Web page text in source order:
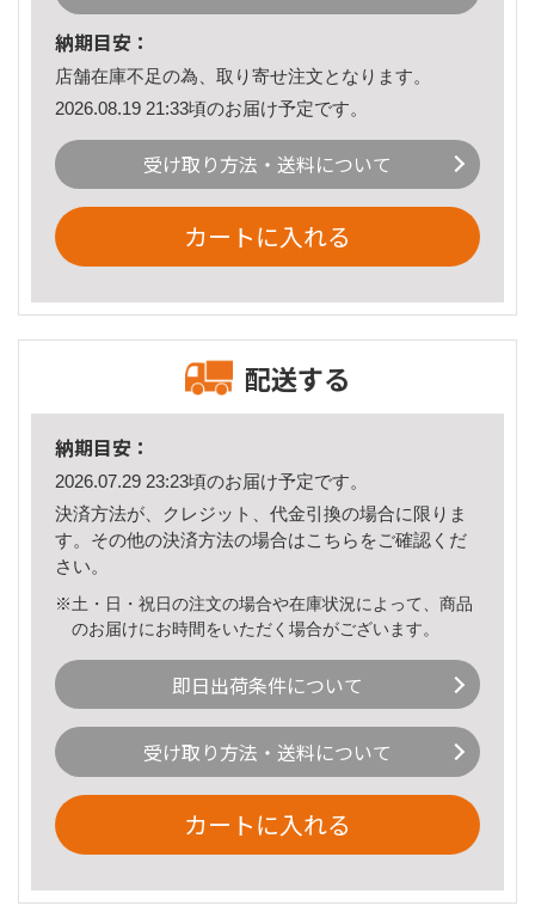
納期目安：
店舗在庫不足の為、取り寄せ注文となります。
2026.08.19 21:33頃のお届け予定です。
受け取り方法・送料について
カートに入れる
配送する
納期目安：
2026.07.29 23:23頃のお届け予定です。
決済方法が、クレジット、代金引換の場合に限りま
す。その他の決済方法の場合はこちら をご確認くだ
さい。
※土・日・祝日の注文の場合や在庫状況によって、商品
のお届けにお時間をいただく場合がございます。
即日出荷条件について
受け取り方法・送料について
カートに入れる